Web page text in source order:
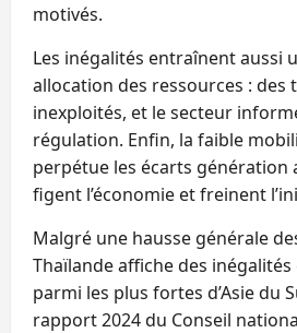
motivés.
Les inégalités entraînent aussi
allocation des ressources : des
inexploités, et le secteur
régulation. Enfin, la faible
perpétue les écarts génération
figent l’économie et freinent
Malgré une hausse générale
Thaïlande affiche des
parmi les plus fortes d’Asie du
rapport 2024 du Conseil